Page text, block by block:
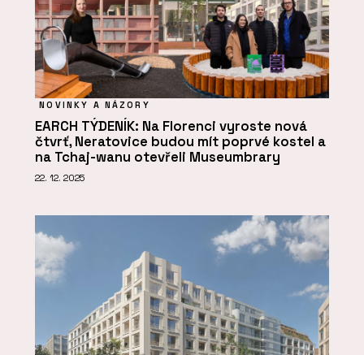
NOVINKY A NÁZORY
EARCH TÝDENÍK: Na Florenci vyroste nová
čtvrť, Neratovice budou mít poprvé kostel a
na Tchaj-wanu otevřeli Museumbrary
22. 12. 2025